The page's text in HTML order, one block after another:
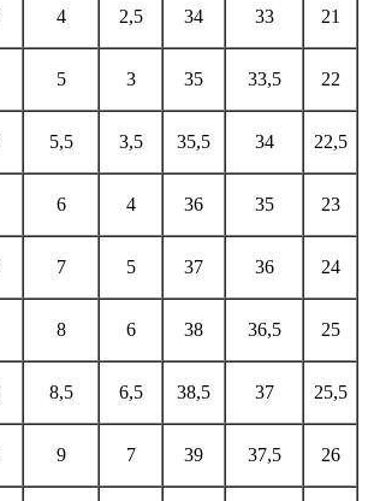
4 2,5 34 33 21
5 3 35 33,5 22
5,5 3,5 35,5 34 22,5
6 4 36 35 23
7 5 37 36 24
8 6 38 36,5 25
8,5 6,5 38,5 37 25,5
9 7 39 37,5 26